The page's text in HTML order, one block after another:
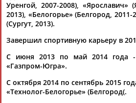
24 персон из 13181
ТАБЛО АКТИВНОСТИ
Уренгой, 2007-2008), «Ярославич»
2013), «Белогорье» (Белгород,
(Сургут, 2013).
Завершил спортивную карьеру в
С июня 2013 по май 2014 года
«Газпром-Югра».
С октября 2014 по сентябрь 2015
«Технолог-Белогорье» (Белгород(.